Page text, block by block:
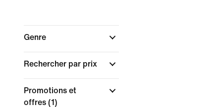
Genre
Rechercher par prix
Promotions et
offres (1)